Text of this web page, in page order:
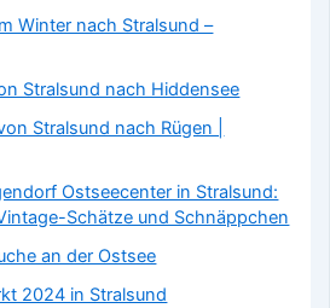
Winter nach Stralsund –
Stralsund nach Hiddensee
Stralsund nach Rügen |
Ostseecenter in Stralsund:
Schätze und Schnäppchen
an der Ostsee
2024 in Stralsund